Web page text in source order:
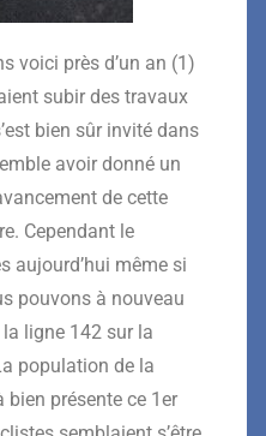
voici près d’un an (1)
subir des travaux
bien sûr invité dans
avoir donné un
de cette
Cependant le
aujourd’hui même si
pouvons à nouveau
ligne 142 sur la
population de la
bien présente ce 1er